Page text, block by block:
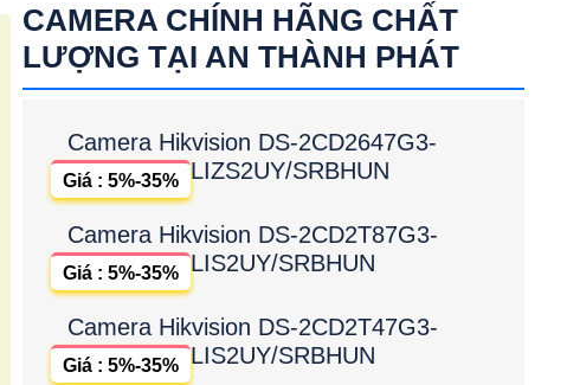
CAMERA CHÍNH HÃNG CHẤT
LƯỢNG TẠI AN THÀNH PHÁT
Camera Hikvision DS-2CD2647G3-
LIZS2UY/SRBHUN
Giá : 5%-35%
Camera Hikvision DS-2CD2T87G3-
LIS2UY/SRBHUN
Giá : 5%-35%
Camera Hikvision DS-2CD2T47G3-
LIS2UY/SRBHUN
Giá : 5%-35%